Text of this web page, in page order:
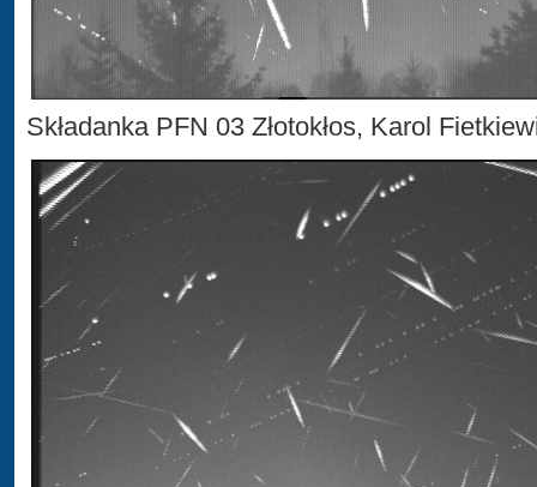
Składanka PFN 03 Złotokłos, Karol